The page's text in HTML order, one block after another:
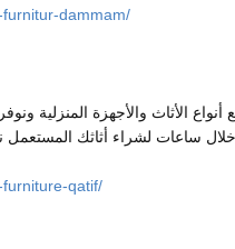
dammam/
والأجهزة المنزلية
ساعات لشراء أثاثك
qatif/